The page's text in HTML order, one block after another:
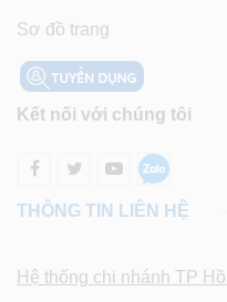
Sơ đồ trang
Kết nối với chúng tôi
THÔNG TIN LIÊN HỆ
Hệ thống chi nhánh TP